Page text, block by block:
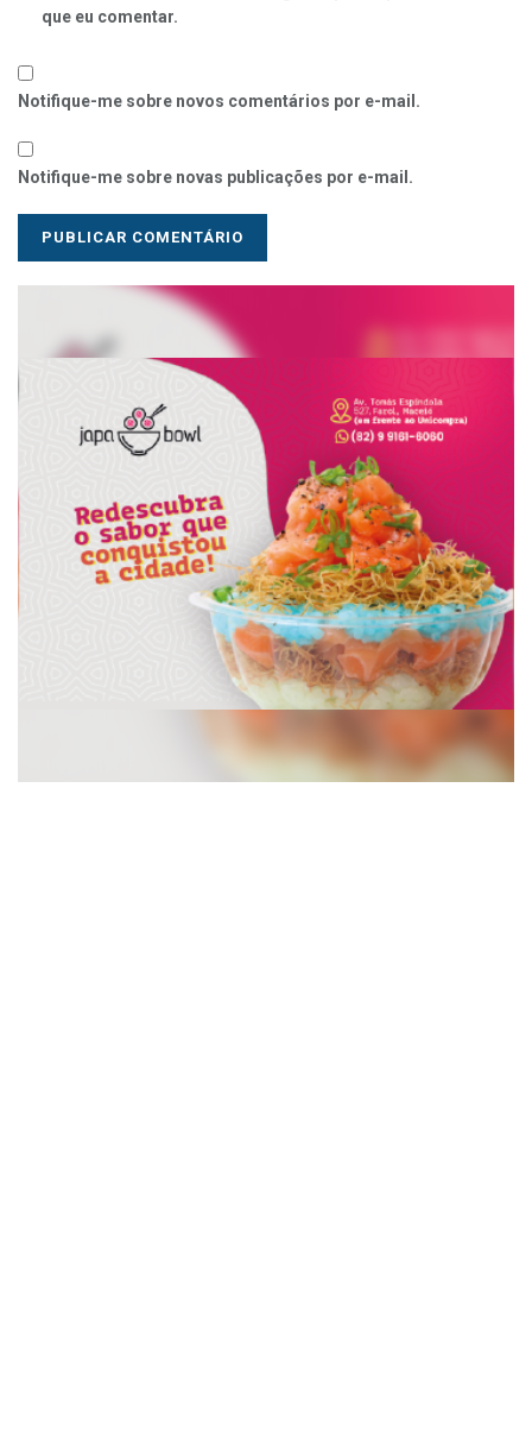
que eu comentar.
Notifique-me sobre novos comentários por e-mail.
Notifique-me sobre novas publicações por e-mail.